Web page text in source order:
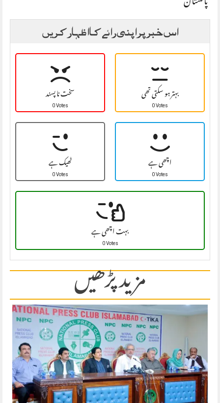
اس خبر پر اپنی رائے کا اظہار کریں
سخت نا پسند
0 Votes بہتر ہو سکتی تھی
0 Votes
ٹھیک ہے
0 Votes اچھی ہے
0 Votes
بہت اچھی ہے
0 Votes
مزید پڑھیں